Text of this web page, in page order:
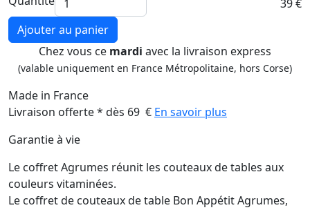
39 €
Ajouter au panier
Chez vous ce mardi avec la livraison express
(valable uniquement en France Métropolitaine, hors Corse)
Made in France
Livraison offerte * dès 69 € En savoir plus
Garantie à vie
Le coffret Agrumes réunit les couteaux de tables aux
couleurs vitaminées.
Le coffret de couteaux de table Bon Appétit Agrumes,